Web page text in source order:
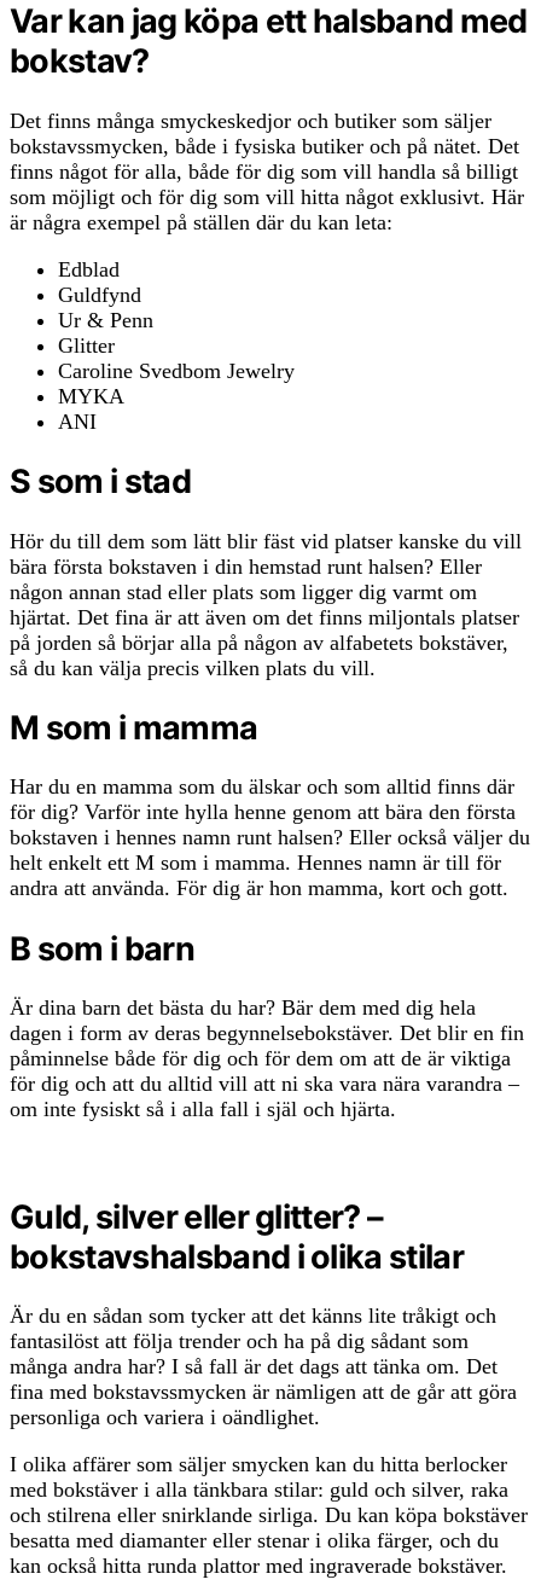
Var kan jag köpa ett halsband med
bokstav?
Det finns många smyckeskedjor och butiker som säljer
bokstavssmycken, både i fysiska butiker och på nätet. Det
finns något för alla, både för dig som vill handla så billigt
som möjligt och för dig som vill hitta något exklusivt. Här
är några exempel på ställen där du kan leta:
Edblad
Guldfynd
Ur & Penn
Glitter
Caroline Svedbom Jewelry
MYKA
ANI
S som i stad
Hör du till dem som lätt blir fäst vid platser kanske du vill
bära första bokstaven i din hemstad runt halsen? Eller
någon annan stad eller plats som ligger dig varmt om
hjärtat. Det fina är att även om det finns miljontals platser
på jorden så börjar alla på någon av alfabetets bokstäver,
så du kan välja precis vilken plats du vill.
M som i mamma
Har du en mamma som du älskar och som alltid finns där
för dig? Varför inte hylla henne genom att bära den första
bokstaven i hennes namn runt halsen? Eller också väljer du
helt enkelt ett M som i mamma. Hennes namn är till för
andra att använda. För dig är hon mamma, kort och gott.
B som i barn
Är dina barn det bästa du har? Bär dem med dig hela
dagen i form av deras begynnelsebokstäver. Det blir en fin
påminnelse både för dig och för dem om att de är viktiga
för dig och att du alltid vill att ni ska vara nära varandra –
om inte fysiskt så i alla fall i själ och hjärta.
Guld, silver eller glitter? –
bokstavshalsband i olika stilar
Är du en sådan som tycker att det känns lite tråkigt och
fantasilöst att följa trender och ha på dig sådant som
många andra har? I så fall är det dags att tänka om. Det
fina med bokstavssmycken är nämligen att de går att göra
personliga och variera i oändlighet.
I olika affärer som säljer smycken kan du hitta berlocker
med bokstäver i alla tänkbara stilar: guld och silver, raka
och stilrena eller snirklande sirliga. Du kan köpa bokstäver
besatta med diamanter eller stenar i olika färger, och du
kan också hitta runda plattor med ingraverade bokstäver.